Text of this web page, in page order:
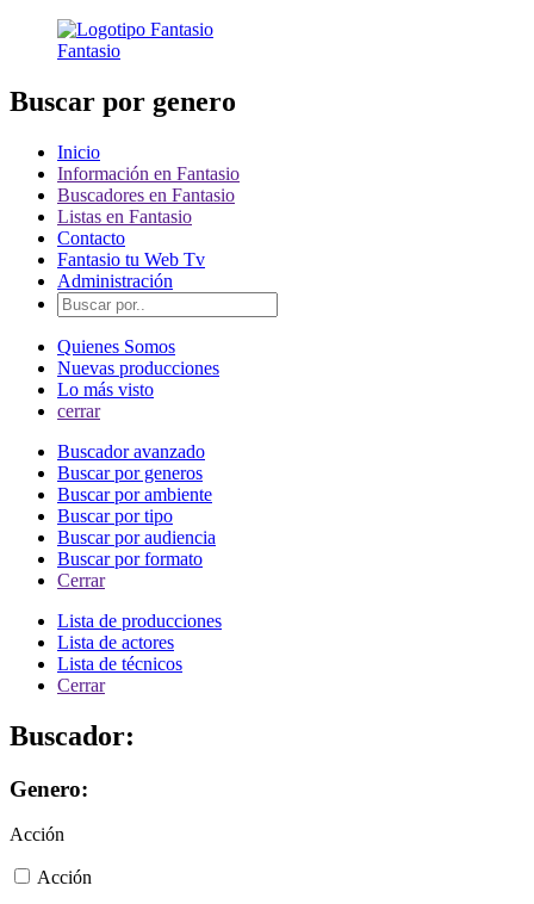
Fantasio
Buscar por genero
Inicio
Información en Fantasio
Buscadores en Fantasio
Listas en Fantasio
Contacto
Fantasio tu Web Tv
Administración
Quienes Somos
Nuevas producciones
Lo más visto
cerrar
Buscador avanzado
Buscar por generos
Buscar por ambiente
Buscar por tipo
Buscar por audiencia
Buscar por formato
Cerrar
Lista de producciones
Lista de actores
Lista de técnicos
Cerrar
Buscador:
Genero:
Acción
Acción